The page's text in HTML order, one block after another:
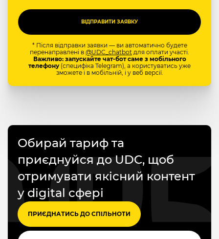
* Після відправки заявки — ви автоматично будете
перенаправлені в @UDC_chatbot для оплати участі.
Важливо: запускайте чат-бот саме з мобільного
телефону(специфіка Telegram), а користуватись уже
зможете і в мобільній, і у веб версії.
Обирай тариф та
приєднуйся до UDC, щоб
отримувати якісний контент
у digital сфері
ПРИЄДНАТИСЬ ДО СПІЛЬНОТИ